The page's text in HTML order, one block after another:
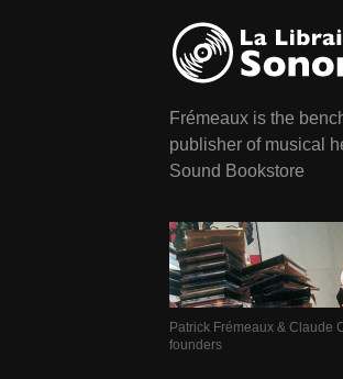
Frémeaux is the
publisher of musical
Sound Bookstore
Patrick Frémeaux & Claude
founders